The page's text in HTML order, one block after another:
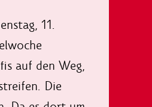
11.
auf den Weg,
Die